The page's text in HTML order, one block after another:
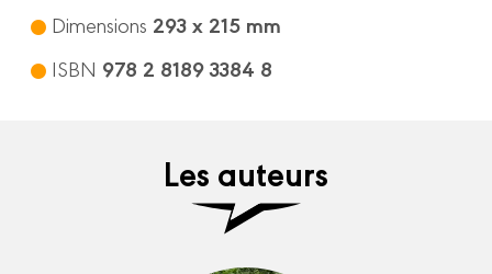
Dimensions 293 x 215 mm
ISBN 978 2 8189 3384 8
Les auteurs